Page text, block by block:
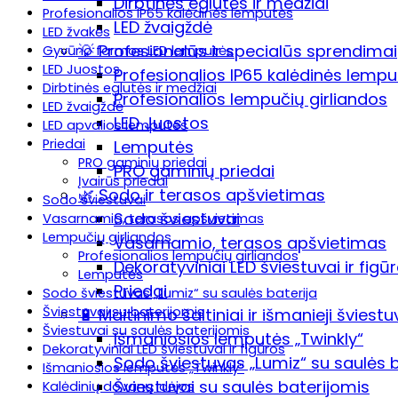
LED žvaigždė
💡 Profesionalūs ir specialūs sprendimai
Profesionalios IP65 kalėdinės
Profesionalios lempučių girliandos
LED Juostos
Lemputės
PRO gaminių priedai
🌿 Sodo ir terasos apšvietimas
Sodo šviestuvai
Vasarnamio, terasos apšvietimas
Dekoratyviniai LED šviestuvai ir
Priedai
🔋 Maitinimo šaltiniai ir išmanieji
Išmaniosios lemputės „Twinkly“
Sodo šviestuvas „Lumiz“ su saulės
Šviestuvai su saulės baterijomis
Profesionalios IP65 kalėdinės lemputės
LED žvakės
Gyvūno formos LED lemputės
LED Juostos
Dirbtinės eglutės ir medžiai
LED žvaigždė
LED apvalios lemputės
Priedai
PRO gaminių priedai
Įvairūs priedai
Sodo šviestuvai
Vasarnamio, terasos apšvietimas
Lempučių girliandos
Profesionalios lempučių girliandos
Lemputės
Sodo šviestuvas „Lumiz“ su saulės baterija
Šviestuvai su baterijomis
Šviestuvai su saulės baterijomis
Dekoratyviniai LED šviestuvai ir figūros
Išmaniosios lemputės „Twinkly“
Kalėdinių dovanų idėjos